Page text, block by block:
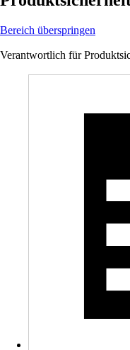
Bereich überspringen
Verantwortlich für